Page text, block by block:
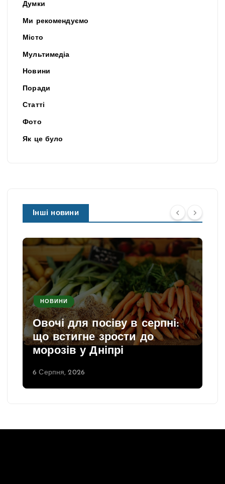
Думки
Ми рекомендуємо
Місто
Мультимедіа
Новини
Поради
Статті
Фото
Як це було
Інші новини
НОВИНИ
Овочі для посіву в серпні:
що встигне зрости до
морозів у Дніпрі
6 Серпня, 2026